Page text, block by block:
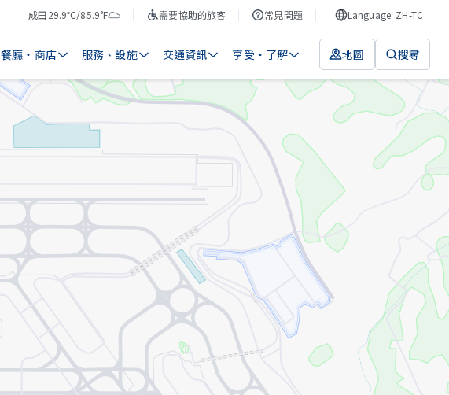
成田
氣
29.9℃/85.9°F
天
需要協助的旅客 常見問題 Language: ZH-TC
餐廳・商店 服務、設施 交通資訊 享受・了解 地圖 搜尋